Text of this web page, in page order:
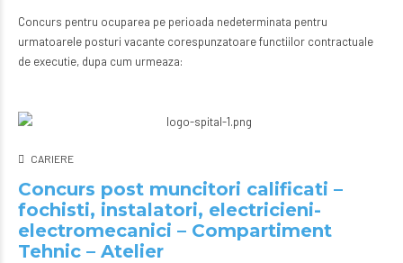
Concurs pentru ocuparea pe perioada nedeterminata pentru
urmatoarele posturi vacante corespunzatoare functiilor contractuale
de executie, dupa cum urmeaza:
CARIERE
Concurs post muncitori calificati –
fochisti, instalatori, electricieni-
electromecanici – Compartiment
Tehnic – Atelier